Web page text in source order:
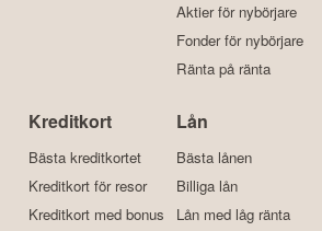
Aktier för nybörjare
Fonder för nybörjare
Ränta på ränta
Kreditkort
Bästa kreditkortet
Kreditkort för resor
Kreditkort med bonus
Lån
Bästa lånen
Billiga lån
Lån med låg ränta